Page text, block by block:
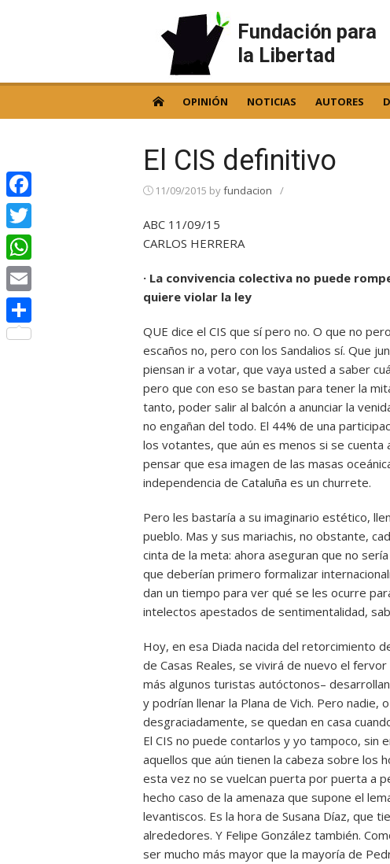
Fundación para
la Libertad
OPINIÓN NOTICIAS AUTORES
El CIS definitivo
11/09/2015 byfundacion /
ABC 11/09/15
CARLOS HERRERA
· La convivencia colectiva no puede
quiere violar la ley
QUE dice el CIS que sí pero no. O que no
escaños no, pero con los Sandalios sí. Que
piensan ir a votar, que vaya usted a saber
pero que con eso se bastan para tener la
tanto, poder salir al balcón a anunciar la
no engañan del todo. El 44% de una
los votantes, que aún es menos si se cuenta
pensar que esa imagen de las masas
independencia de Cataluña es un churrete.
Pero les bastaría a su imaginario estético,
pueblo. Mas y sus mariachis, no obstante,
cinta de la meta: ahora aseguran que no
que deberían primero formalizar
dan un tiempo para ver qué se les ocurre
intelectos apestados de sentimentalidad,
Hoy, en esa Diada nacida del retorcimiento
de Casas Reales, se vivirá de nuevo el
más algunos turistas autóctonos–
y podrían llenar la Plana de Vich. Pero nadie,
desgraciadamente, se quedan en casa
El CIS no puede contarlos y yo tampoco,
aquellos que aún tienen la cabeza sobre los
esta vez no se vuelcan puerta por puerta a
hecho caso de la amenaza que supone el
levantiscos. Es la hora de Susana Díaz, que
alrededores. Y Felipe González también.
ser mucho más mayor que la mayoría de
Facebook
Twitter
WhatsApp
Email
Compartir